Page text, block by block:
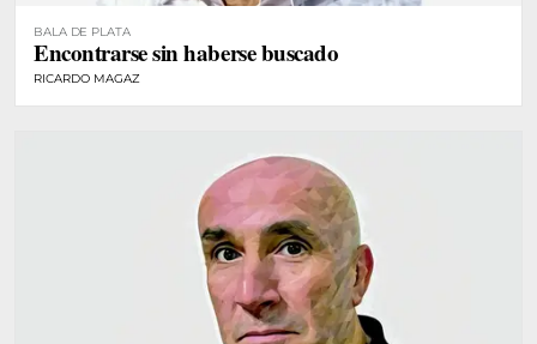
BALA DE PLATA
Encontrarse sin haberse buscado
RICARDO MAGAZ